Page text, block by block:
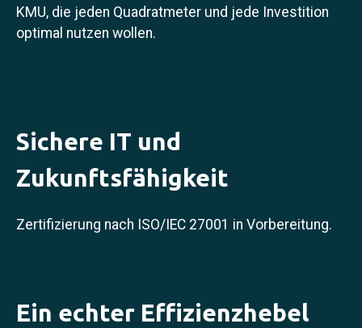
KMU, die jeden Quadratmeter und jede Investition
optimal nutzen wollen.
Sichere IT und
Zukunftsfähigkeit
Zertifizierung nach ISO/IEC 27001 in Vorbereitung.
Ein echter Effizienzhebel